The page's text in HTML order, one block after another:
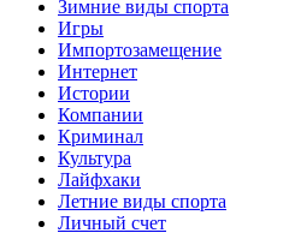
Зимние виды спорта
Игры
Импортозамещение
Интернет
Истории
Компании
Криминал
Культура
Лайфхаки
Летние виды спорта
Личный счет